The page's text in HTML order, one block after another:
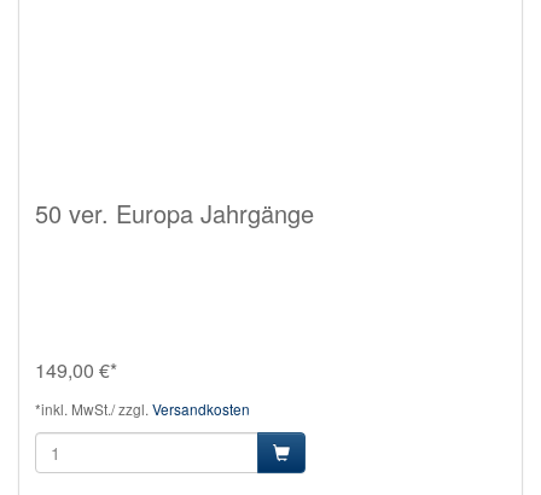
50 ver. Europa Jahrgänge
149,00 €*
*inkl. MwSt./ zzgl. Versandkosten